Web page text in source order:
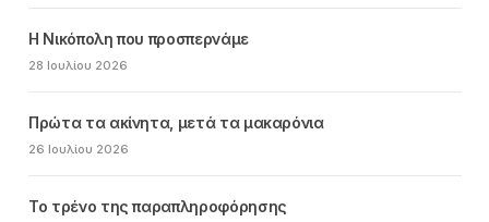
Η Νικόπολη που προσπερνάμε
28 Ιουλίου 2026
Πρώτα τα ακίνητα, μετά τα μακαρόνια
26 Ιουλίου 2026
Το τρένο της παραπληροφόρησης